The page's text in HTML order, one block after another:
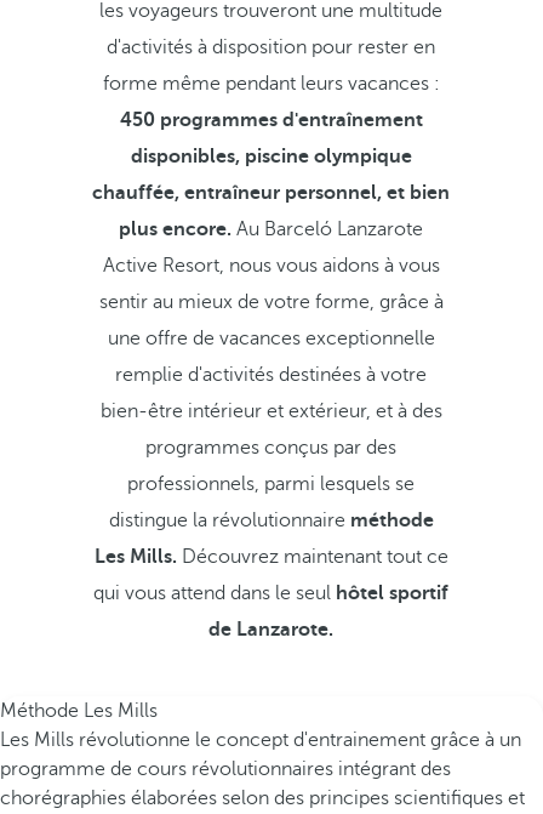
les voyageurs trouveront une multitude
d'activités à disposition pour rester en
forme même pendant leurs vacances :
450 programmes d'entraînement
disponibles, piscine olympique
chauffée, entraîneur personnel, et bien
plus encore. Au Barceló Lanzarote
Active Resort, nous vous aidons à vous
sentir au mieux de votre forme, grâce à
une offre de vacances exceptionnelle
remplie d'activités destinées à votre
bien-être intérieur et extérieur, et à des
programmes conçus par des
professionnels, parmi lesquels se
distingue la révolutionnaire méthode
Les Mills. Découvrez maintenant tout ce
qui vous attend dans le seul hôtel sportif
de Lanzarote.
Méthode Les Mills
Les Mills révolutionne le concept d'entrainement grâce à un
programme de cours révolutionnaires intégrant des
chorégraphies élaborées selon des principes scientifiques et